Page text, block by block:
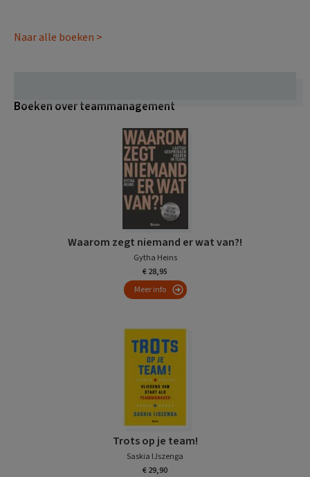
Naar alle boeken >
Boeken over teammanagement
Waarom zegt niemand er wat van?!
Gytha Heins
€ 28,95
Meer info
Trots op je team!
Saskia IJszenga
€ 29,90